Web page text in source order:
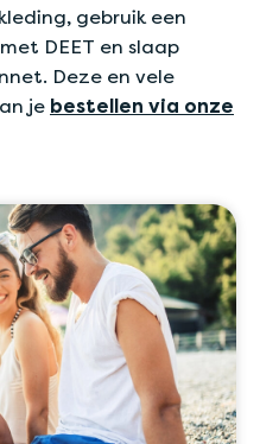
gebruik een
DEET en slaap
Deze en vele
je bestellen via onze